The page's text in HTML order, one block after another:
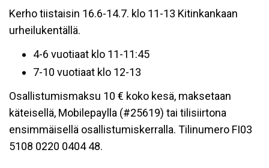
Kerho tiistaisin 16.6-14.7. klo 11-13 Kitinkankaan
urheilukentällä.
4-6 vuotiaat klo 11-11:45
7-10 vuotiaat klo 12-13
Osallistumismaksu 10 € koko kesä, maksetaan
käteisellä, Mobilepaylla (#25619) tai tilisiirtona
ensimmäisellä osallistumiskerralla. Tilinumero FI03
5108 0220 0404 48.